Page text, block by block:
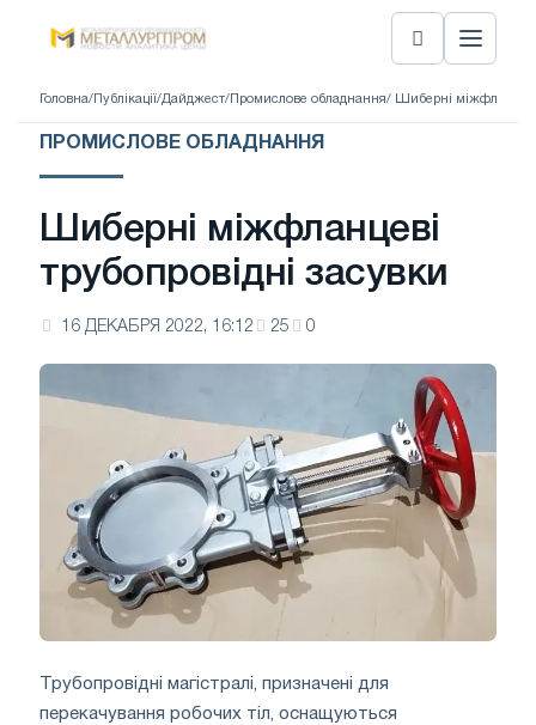
Головна/ Публікації/Дайджест/ Промислове обладнання/ Шиберні міжфланцеві
ПРОМИСЛОВЕ ОБЛАДНАННЯ
Шиберні міжфланцеві
трубопровідні засувки
16 ДЕКАБРЯ 2022, 16:12 25 0
Трубопровідні магістралі, призначені для
перекачування робочих тіл, оснащуються